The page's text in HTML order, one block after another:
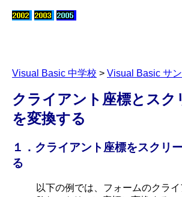
Visual Basic 中学校 > Visual Basic サ
クライアント 座標とスク
を変換する
１．クライアント座標をスクリ
る
以下の例では、フォームのクラ